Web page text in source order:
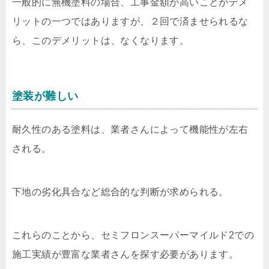
一般的に無機塗料の場合、工事金額が高いことがデメ
リットの一つではありますが、２回で済ませられるな
ら、このデメリットは、なくなります。
塗装が難しい
耐久性のある塗料は、業者さんによって機能性が左右
される。
下地の劣化具合など総合的な判断が求められる。
これらのことから、セミフロンスーパーマイルド2での
施工実績が豊富な業者さんを探す必要があります。